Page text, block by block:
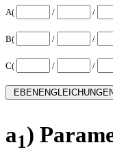
A( / /
B( / /
C( / /
a1)